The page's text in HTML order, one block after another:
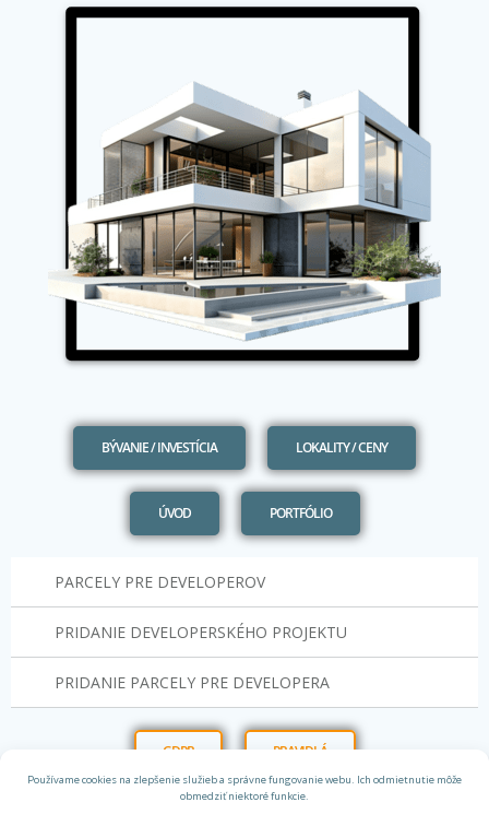
Používame cookies na zlepšenie služieb a správne fungovanie webu. Ich odmietnutie môže
obmedziť niektoré funkcie.
BÝVANIE / INVESTÍCIA LOKALITY / CENY
ÚVOD PORTFÓLIO
PARCELY PRE DEVELOPEROV
PRIDANIE DEVELOPERSKÉHO PROJEKTU
PRIDANIE PARCELY PRE DEVELOPERA
GDPR PRAVIDLÁ